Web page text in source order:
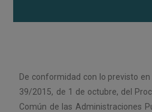
De conformidad con lo previsto
39/2015, de 1 de octubre, del
Común de las Administraciones